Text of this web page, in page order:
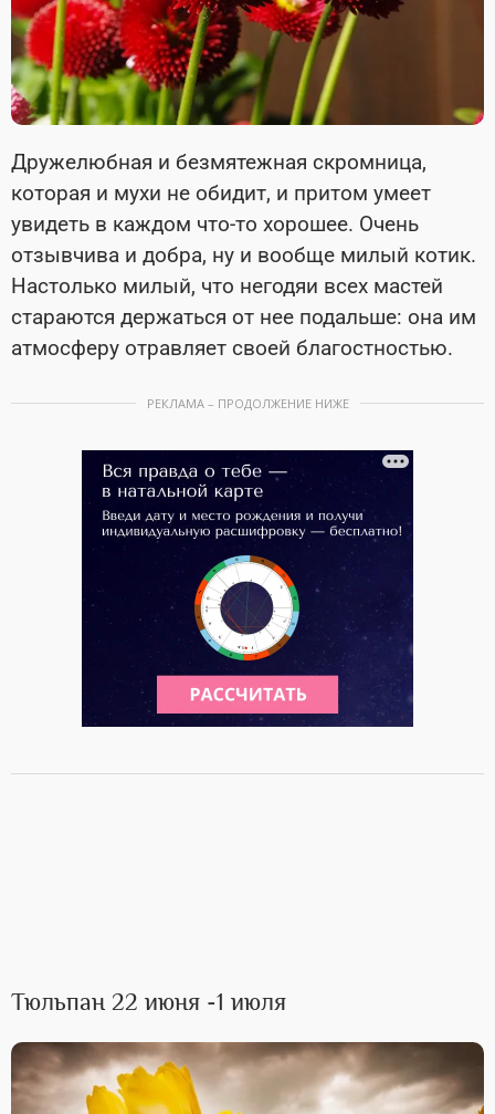
Дружелюбная и безмятежная скромница,
которая и мухи не обидит, и притом умеет
увидеть в каждом что-то хорошее. Очень
отзывчива и добра, ну и вообще милый котик.
Настолько милый, что негодяи всех мастей
стараются держаться от нее подальше: она им
атмосферу отравляет своей благостностью.
РЕКЛАМА – ПРОДОЛЖЕНИЕ НИЖЕ
Тюльпан 22 июня -1 июля